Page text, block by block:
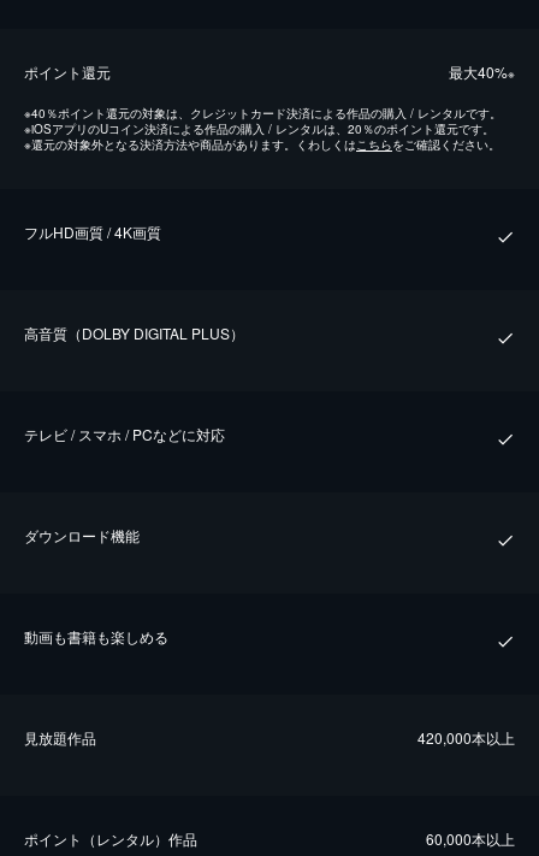
ポイント還元 最⼤40%※
※40％ポイント還元の対象は、クレジットカード決済による作品の購入 / レンタルです。
※iOSアプリのUコイン決済による作品の購入 / レンタルは、20％のポイント還元です。
※還元の対象外となる決済方法や商品があります。くわしくは こちらをご確認ください。
フルHD画質 / 4K画質
⾼⾳質（DOLBY DIGITAL PLUS）
テレビ / スマホ / PCなどに対応
ダウンロード機能
動画も書籍も楽しめる
⾒放題作品 420,000本以上
ポイント（レンタル）作品 60,000本以上